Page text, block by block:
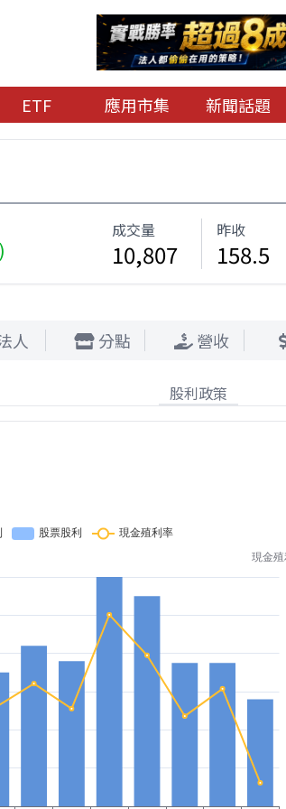
ETF 應用市集 新聞話題
成交量
10,807
昨收
158.5
人 分點 營收
股利政策